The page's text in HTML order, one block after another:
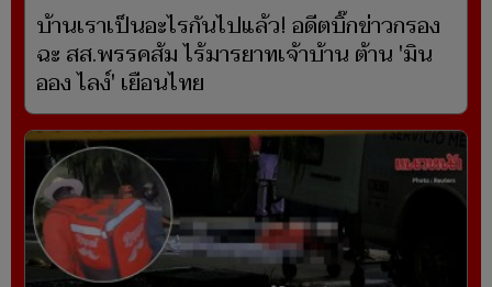
บ้านเราเป็นอะไรกันไปแล้ว! อดีตบิ๊กข่าวกรอง
ฉะ สส.พรรคส้ม ไร้มารยาทเจ้าบ้าน ต้าน 'มิน
ออง ไลง์' เยือนไทย